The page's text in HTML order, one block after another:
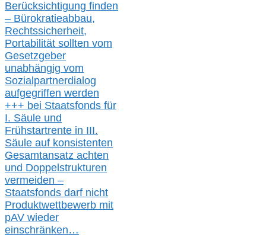
Berücksichtigung finden
– Bürokratieabbau,
Rechtssicherheit,
Portabilität sollten vom
Gesetzgeber
unabhängig vom
Sozialpartnerdialog
aufgegriffen werden
+++ bei Staatsfonds für
I. Säule und
Frühstartrente in III.
Säule auf konsistenten
Gesamtansatz achten
und Doppelstrukturen
vermeiden –
Staatsfonds darf nicht
Produktwettbewerb mit
pAV wieder
einschränken…